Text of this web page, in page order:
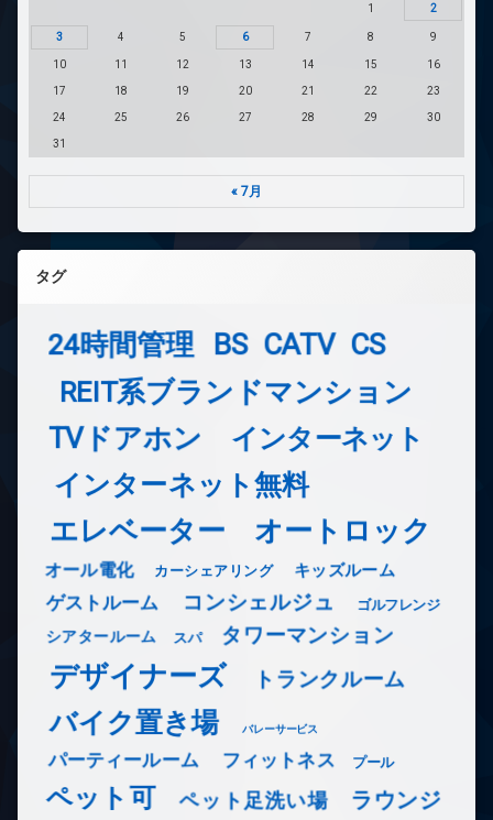
1 2
3 4 5 6 7 8 9
10 11 12 13 14 15 16
17 18 19 20 21 22 23
24 25 26 27 28 29 30
31
« 7月
タグ
24時間管理 BS CATV CS
REIT系ブランドマンション
TVドアホン インターネット
インターネット無料
エレベーター オートロック
オール電化 カーシェアリング キッズルーム
ゲストルーム コンシェルジュ ゴルフレンジ
シアタールーム スパ タワーマンション
デザイナーズ トランクルーム
バイク置き場 バレーサービス
パーティールーム フィットネス プール
ペット可 ペット足洗い場 ラウンジ